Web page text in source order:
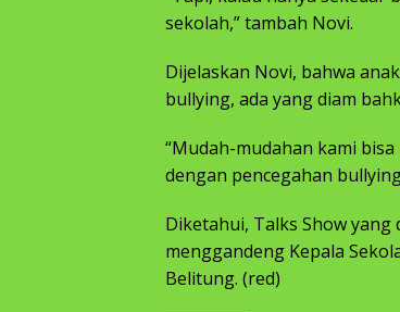
sekolah,” tambah Novi.
Dijelaskan Novi, bahwa
bullying, ada yang diam
“Mudah-mudahan kami
dengan pencegahan
Diketahui, Talks Show yang
menggandeng Kepala
Belitung. (red)